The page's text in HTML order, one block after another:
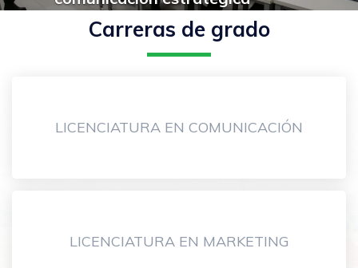
Carreras de grado
LICENCIATURA EN COMUNICACIÓN
LICENCIATURA EN MARKETING